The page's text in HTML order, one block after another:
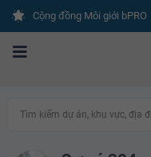
Cộng đồng Môi giới bPRO
Tìm kiếm dự án, khu vực, địa